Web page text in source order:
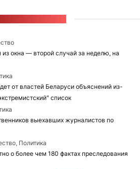
окна — второй случай за неделю, на
от властей Беларуси объяснений из-
список
выехавших журналистов по
Политика
о более чем 180 фактах преследования